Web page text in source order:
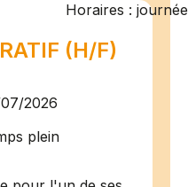
(H/F)
2026
plein
Horaires : journée